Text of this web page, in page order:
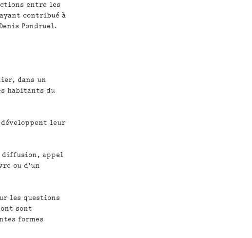
entre les
contribué à
Denis Pondruel.
dans un
habitants du
développent leur
diffusion, appel
ou d’un
les questions
sont
formes